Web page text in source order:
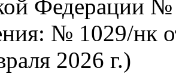
Федерации
№ 1029/нк
2026 г.)